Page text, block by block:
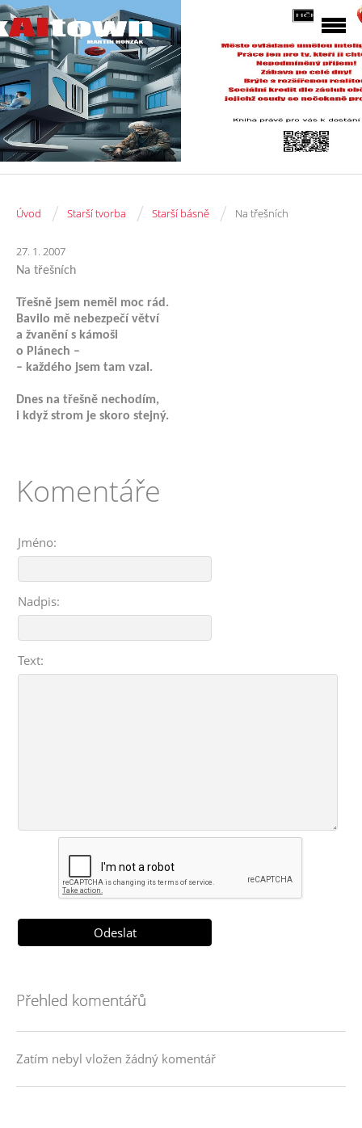
Úvod / Starší tvorba / Starší básně / Na třešních
27. 1. 2007
Na třešních
Třešně jsem neměl moc rád.
Bavilo mě nebezpečí větví
a žvanění s kámoši
o Plánech –
– každého jsem tam vzal.
Dnes na třešně nechodím,
i když strom je skoro stejný.
Komentáře
Jméno:
Nadpis:
Text:
Přehled komentářů
Zatím nebyl vložen žádný komentář